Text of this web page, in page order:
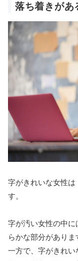
落ち着きがあ
字がきれいな女性
す。
字が汚い女性の中
らかな部分がありま
一方で、字がきれ